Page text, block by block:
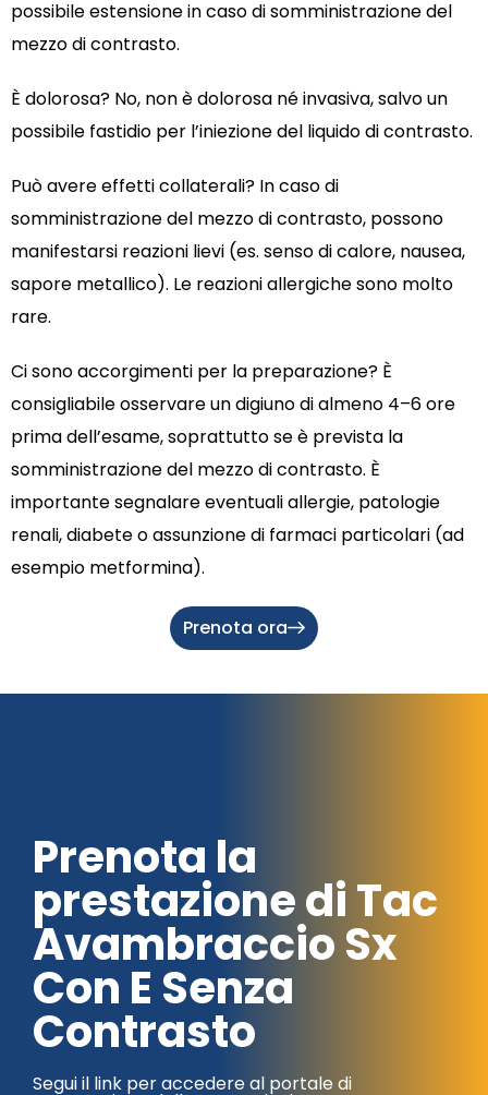
possibile estensione in caso di somministrazione del
mezzo di contrasto.
È dolorosa? No, non è dolorosa né invasiva, salvo un
possibile fastidio per l’iniezione del liquido di contrasto.
Può avere effetti collaterali? In caso di
somministrazione del mezzo di contrasto, possono
manifestarsi reazioni lievi (es. senso di calore, nausea,
sapore metallico). Le reazioni allergiche sono molto
rare.
Ci sono accorgimenti per la preparazione? È
consigliabile osservare un digiuno di almeno 4–6 ore
prima dell’esame, soprattutto se è prevista la
somministrazione del mezzo di contrasto. È
importante segnalare eventuali allergie, patologie
renali, diabete o assunzione di farmaci particolari (ad
esempio metformina).
Prenota ora
Prenota la
prestazione di Tac
Avambraccio Sx
Con E Senza
Contrasto
Segui il link per accedere al portale di